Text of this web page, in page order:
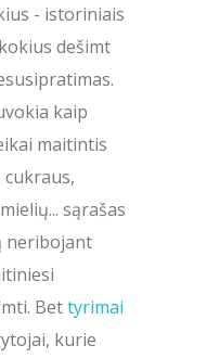
- istoriniais
dešimt
kaip
maitintis
sąrašas
neribojant
Bettyrimai
kurie